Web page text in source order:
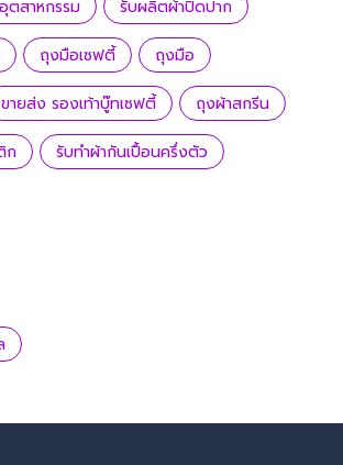
ตสาหกรรม รับผลิตผ้าปิดปาก
ถุงมือเซฟตี้ ถุงมือ
ขายส่ง รองเท้าบู๊ทเซฟตี้ ถุงผ้าสกรีน
ก รับทำผ้ากันเปื้อนครึ่งตัว